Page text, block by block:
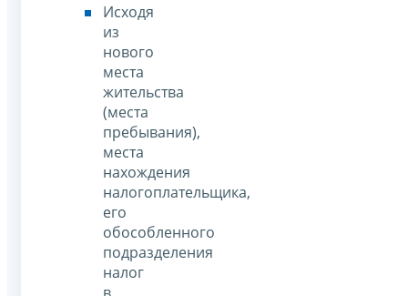
Исходя
из
нового
места
жительства
(места
пребывания),
места
нахождения
налогоплательщика,
его
обособленного
подразделения
налог
в